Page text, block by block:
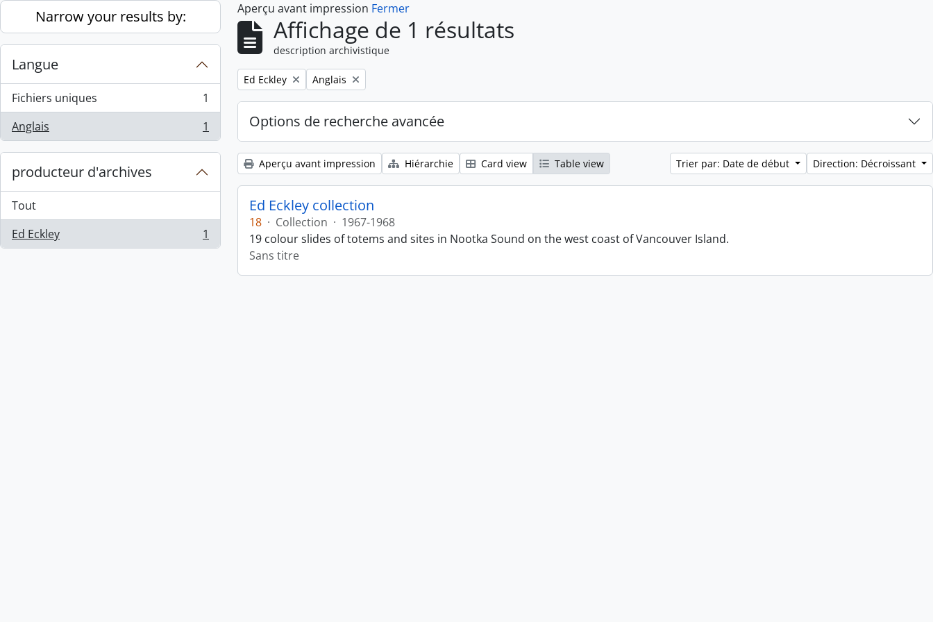
Skip to main content
Narrow your results by:
Langue
Fichiers uniques
, 1 résultats
1
Anglais
, 1 résultats 1
producteur d'archives
Tout
Ed Eckley
, 1 résultats 1
Aperçu avant impression Fermer
Affichage de 1 résultats
description archivistique
Remove filter:
Ed Eckley Remove filter:
Anglais
Options de recherche avancée
Aperçu avant impression Hiérarchie Card view Table view Trier par: Date de début Direction: Décroissant
Ed Eckley collection
18 · Collection · 1967-1968
19 colour slides of totems and sites in Nootka Sound on the west coast of Vancouver Island.
Sans titre